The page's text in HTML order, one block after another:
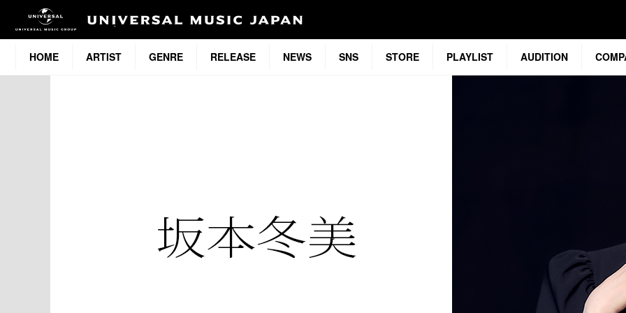
HOME ARTIST GENRE RELEASE NEWS SNS STORE PLAYLIST AUDITION